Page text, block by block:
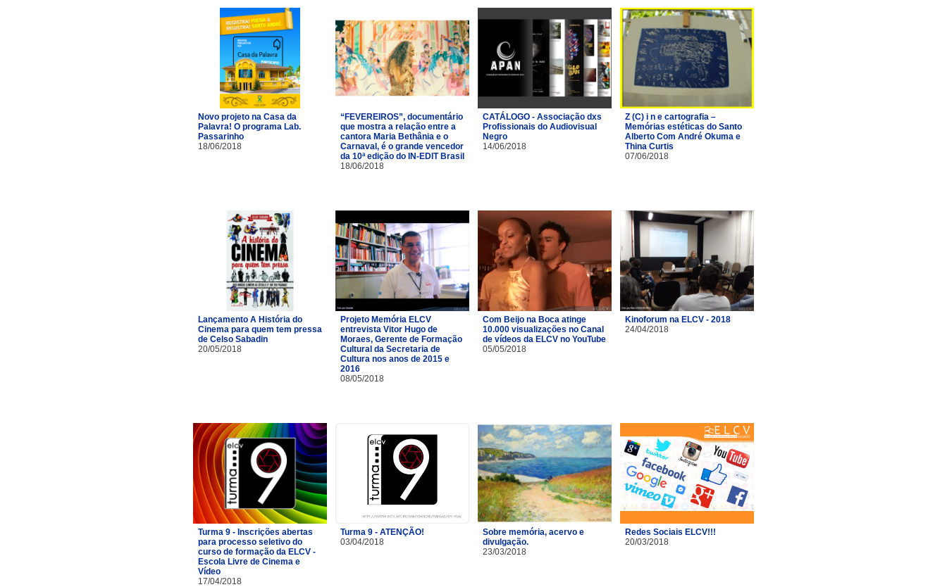
Novo projeto na Casa da
Palavra! O programa Lab.
Passarinho
18/06/2018
“FEVEREIROS”, documentário
que mostra a relação entre a
cantora Maria Bethânia e o
Carnaval, é o grande vencedor
da 10ª edição do IN-EDIT Brasil
18/06/2018
CATÁLOGO - Associação dxs
Profissionais do Audiovisual
Negro
14/06/2018
Z (C) i n e cartografia –
Memórias estéticas do Santo
Alberto Com André Okuma e
Thina Curtis
07/06/2018
Lançamento A História do
Cinema para quem tem pressa
de Celso Sabadin
20/05/2018
Projeto Memória ELCV
entrevista Vitor Hugo de
Moraes, Gerente de Formação
Cultural da Secretaria de
Cultura nos anos de 2015 e
2016
08/05/2018
Com Beijo na Boca atinge
10.000 visualizações no Canal
de vídeos da ELCV no YouTube
05/05/2018
Kinoforum na ELCV - 2018
24/04/2018
Turma 9 - Inscrições abertas
para processo seletivo do
curso de formação da ELCV -
Escola Livre de Cinema e
Vídeo
17/04/2018
Turma 9 - ATENÇÃO!
03/04/2018
Sobre memória, acervo e
divulgação.
23/03/2018
Redes Sociais ELCV!!!
20/03/2018